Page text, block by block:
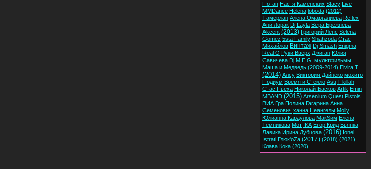
Потап Настя Каменских Stacy Live
MMDance Helena loboda (2012)
Тамерлан Алена Омаргалиева Reflex
Ани Лорак Dj Layla Вера Брежнева
Akcent (2013) Григорий Лепс Selena
Gomez 5sta Family Shahzoda Стас
Михайлов Винтаж Dj Smash Enigma
Real O Руки Вверх Джиган Юлия
Савичева Dj M.E.G. мультфильмы
Маша и Медведь (2009-2014) Elvira T
(2014) Алсу Виктория Дайнеко мохито
Подиум Время и Стекло Asti T-killah
Стас Пьеха Николай Басков Artik Emin
MBAND (2015) Arsenium Quest Pistols
ВИА Гра Полина Гагарина Анна
Семенович ханна Неангелы Molly
Юлианна Караулова МакSим Елена
Темникова Мот IKA Егор Крид Бьянка
Лавика Ирина Дубцова (2016) Ionel
Istrati Глюк'oZa (2017) (2018) (2021)
Клава Кока (2020)